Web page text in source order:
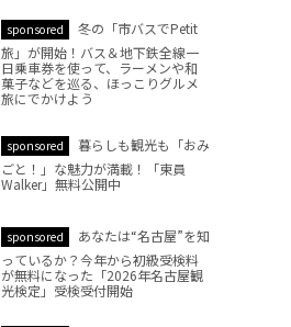
sponsored
冬の「市バスでPetit
旅」が開始！バス＆地下鉄全線一
日乗車券を使って、ラーメンや和
菓子などを巡る、ほっこりグルメ
旅にでかけよう
sponsored
暮らしも観光も「おみ
ごと！」な魅力が満載！「東員
Walker」無料公開中
sponsored
あなたは“名古屋”を知
っているか？今年から初級受検料
が無料になった「2026年名古屋観
光検定」受検受付開始